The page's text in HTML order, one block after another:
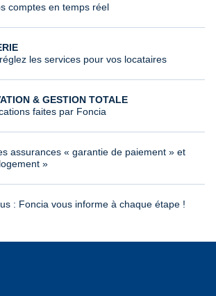
comptes en temps réel
les services pour vos locataires
& GESTION TOTALE
faites par Foncia
assurances « garantie de paiement » et
»
: Foncia vous informe à chaque étape !